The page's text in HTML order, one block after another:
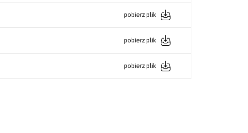
pobierz plik
pobierz plik
pobierz plik